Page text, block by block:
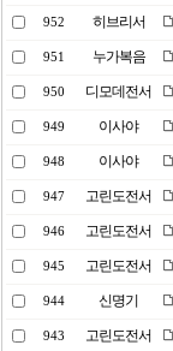
952 히브리서
951 누가복음
950 디모데전서
949 이사야
948 이사야
947 고린도전서
946 고린도전서
945 고린도전서
944 신명기
943 고린도전서